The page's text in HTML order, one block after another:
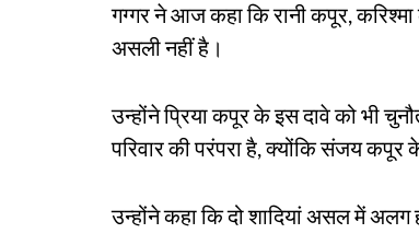
गग्गर ने आज कहा कि रानी कपूर,
असली नहीं है।
उन्होंने प्रिया कपूर के इस दावे को भी
परिवार की परंपरा है, क्योंकि संजय कपूर
उन्होंने कहा कि दो शादियां असल में अलग